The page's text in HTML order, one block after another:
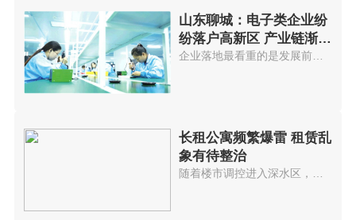
山东聊城：电子类企业纷
纷落户高新区 产业链渐趋
完善
企业落地最看重的是发展前景，聊...
长租公寓频繁爆雷 租赁乱
象有待整治